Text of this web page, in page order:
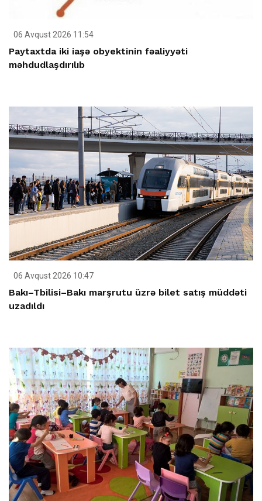
06 Avqust 2026 11:54
Paytaxtda iki iaşə obyektinin fəaliyyəti
məhdudlaşdırılıb
06 Avqust 2026 10:47
Bakı–Tbilisi–Bakı marşrutu üzrə bilet satış müddəti
uzadıldı